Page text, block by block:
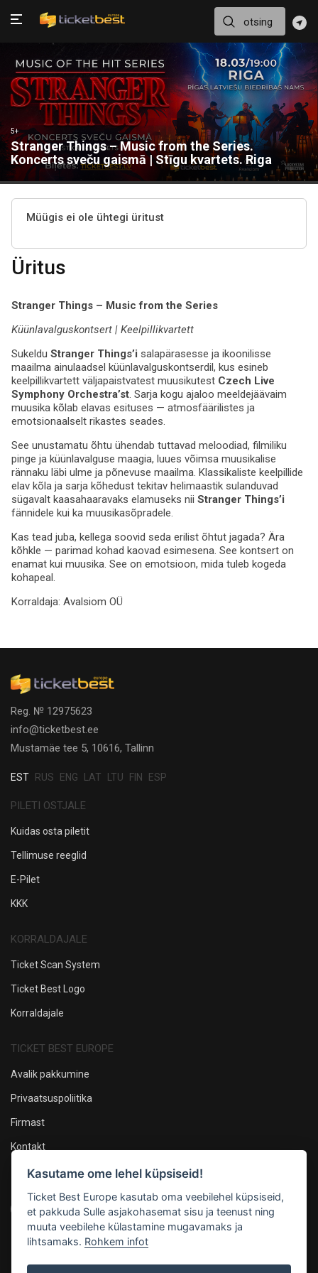
5+
Stranger Things – Music from the Series.
Koncerts sveču gaismā | Stīgu kvartets. Riga
Müügis ei ole ühtegi üritust
Üritus
Stranger Things – Music from the Series
Küünlavalguskontsert | Keelpillikvartett
Sukeldu Stranger Things’i salapärasesse ja ikoonilisse
maailma ainulaadsel küünlavalguskontserdil, kus esineb
keelpillikvartett väljapaistvatest muusikutest Czech Live
Symphony Orchestra’st. Sarja kogu ajaloo meeldejäävaim
muusika kõlab elavas esituses — atmosfäärilistes ja
emotsionaalselt rikastes seades.
See unustamatu õhtu ühendab tuttavad meloodiad, filmiliku
pinge ja küünlavalguse maagia, luues võimsa muusikalise
rännaku läbi ulme ja põnevuse maailma. Klassikaliste keelpillide
elav kõla ja sarja kõhedust tekitav helimaastik sulanduvad
sügavalt kaasahaaravaks elamuseks nii Stranger Things’i
fännidele kui ka muusikasõpradele.
Kas tead juba, kellega soovid seda erilist õhtut jagada? Ära
kõhkle — parimad kohad kaovad esimesena. See kontsert on
enamat kui muusika. See on emotsioon, mida tuleb kogeda
kohapeal.
Korraldaja: Avalsiom OÜ
Reg. № 12975623
info@ticketbest.ee
Mustamäe tee 5, 10616, Tallinn
EST RUS ENG LAT LTU FIN ESP
PILETI OSTJALE
Kuidas osta piletit
Tellimuse reeglid
E-Pilet
KKK
KORRALDAJALE
Ticket Scan System
Ticket Best Logo
Korraldajale
TICKET BEST EUROPE
Avalik pakkumine
Privaatsuspoliitika
Firmast
Kontakt
Oleme sotsiaalmeedias
Maksevõimalused
Kasutame ome lehel küpsiseid!
Ticket Best Europe kasutab oma veebilehel küpsiseid,
et pakkuda Sulle asjakohasemat sisu ja teenust ning
muuta veebilehe külastamine mugavamaks ja
lihtsamaks. Rohkem infot